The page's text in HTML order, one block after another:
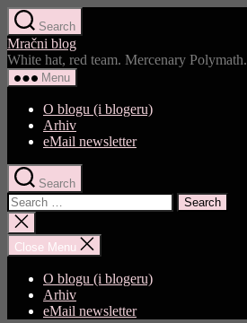
Skip
to
the
content
Search
Mračni blog
White hat, red team. Mercenary Polymath.
Menu
O blogu (i blogeru)
Arhiv
eMail newsletter
Search
Search
for:
Close
search
Close Menu
O blogu (i blogeru)
Arhiv
eMail newsletter